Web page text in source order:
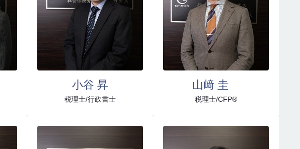
小谷 昇
税理士/行政書士
山﨑 圭
税理士/CFP®